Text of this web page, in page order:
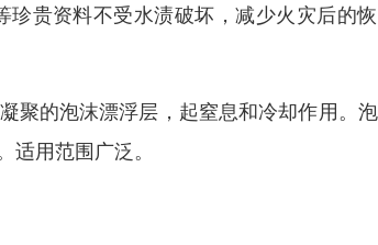
贵资料不受水渍破坏，减少火灾后的
聚的泡沫漂浮层，起窒息和冷却作用。
用范围广泛。